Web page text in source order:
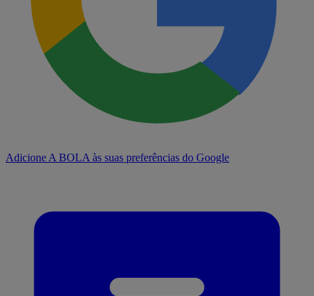
Adicione A BOLA às suas preferências do Google